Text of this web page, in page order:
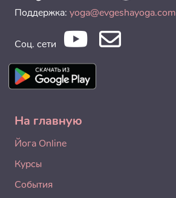
Поддержка: yoga@evgeshayoga.com
Соц. сети
На главную
Йога Online
Курсы
События